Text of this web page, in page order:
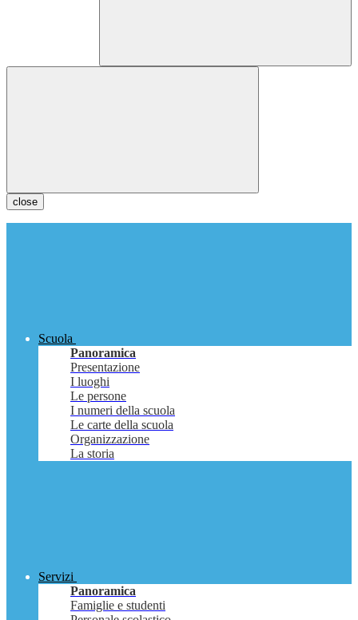
close
Scuola
Panoramica
Presentazione
I luoghi
Le persone
I numeri della scuola
Le carte della scuola
Organizzazione
La storia
Servizi
Panoramica
Famiglie e studenti